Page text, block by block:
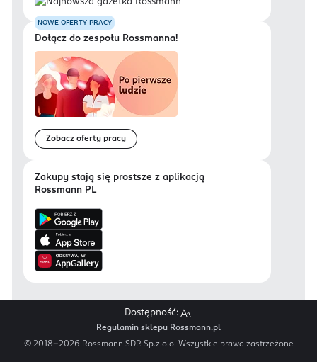
NOWE OFERTY PRACY
Dołącz do zespołu Rossmanna!
Zobacz oferty pracy
Zakupy stają się prostsze z aplikacją
Rossmann PL
Dostępność:
Regulamin sklepu Rossmann.pl
© 2018-2026 Rossmann SDP. Sp.z.o.o. Wszystkie prawa zastrzeżone